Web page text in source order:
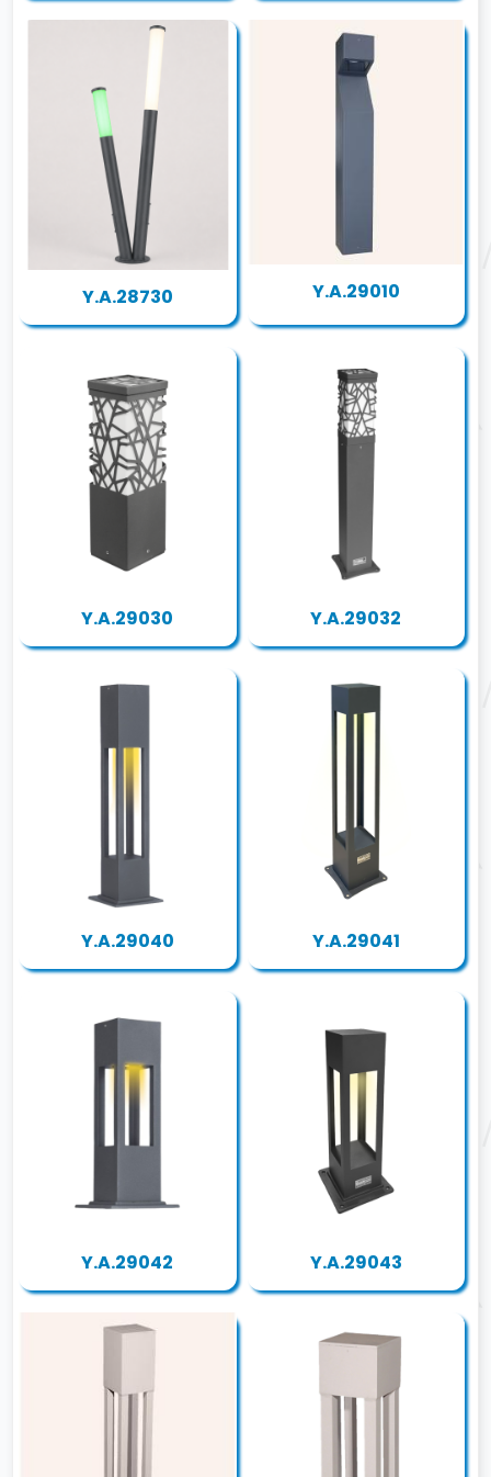
Y.A.28730 Y.A.29010
Y.A.29030 Y.A.29032
Y.A.29040 Y.A.29041
Y.A.29042 Y.A.29043